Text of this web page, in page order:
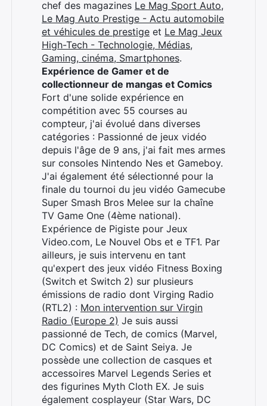
chef des magazines Le Mag Sport Auto,
Le Mag Auto Prestige - Actu automobile
et véhicules de prestige et Le Mag Jeux
High-Tech - Technologie, Médias,
Gaming, cinéma, Smartphones.
Expérience de Gamer et de
collectionneur de mangas et Comics
Fort d'une solide expérience en
compétition avec 55 courses au
compteur, j'ai évolué dans diverses
catégories : Passionné de jeux vidéo
depuis l'âge de 9 ans, j'ai fait mes armes
sur consoles Nintendo Nes et Gameboy.
J'ai également été sélectionné pour la
finale du tournoi du jeu vidéo Gamecube
Super Smash Bros Melee sur la chaîne
TV Game One (4ème national).
Expérience de Pigiste pour Jeux
Video.com, Le Nouvel Obs et e TF1. Par
ailleurs, je suis intervenu en tant
qu'expert des jeux vidéo Fitness Boxing
(Switch et Switch 2) sur plusieurs
émissions de radio dont Virging Radio
(RTL2) : Mon intervention sur Virgin
Radio (Europe 2) Je suis aussi
passionné de Tech, de comics (Marvel,
DC Comics) et de Saint Seiya. Je
possède une collection de casques et
accessoires Marvel Legends Series et
des figurines Myth Cloth EX. Je suis
également cosplayeur (Star Wars, DC
Rechercher
: